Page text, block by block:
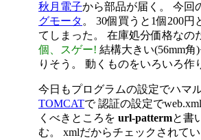
秋月電子から部品が届く。 今回
グモータ 。 30個買うと1個200
てしまった。 在庫処分価格なの
個、スゲー! 結構大きい(56mm
りそう。 動くものをいろいろ作
今日もプログラムの設定でハマ
TOMCATで 認証の設定で
くべきところを url-pattermと書
む。 xmlだからチェックされて